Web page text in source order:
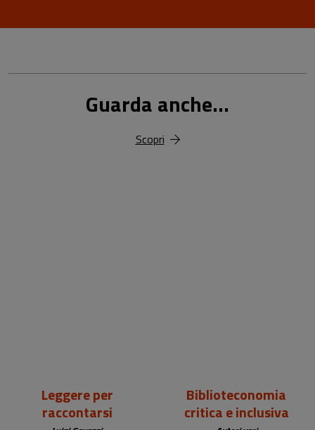
Guarda anche...
Scopri
Leggere per
raccontarsi
Biblioteconomia
critica e inclusiva